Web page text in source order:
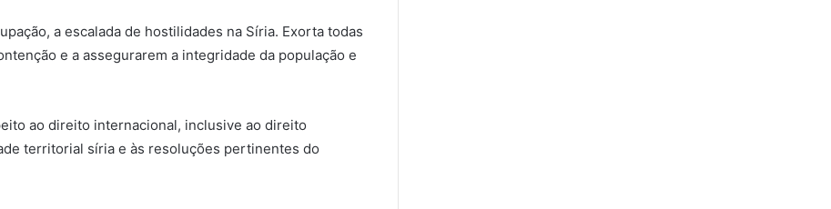
a escalada de hostilidades na Síria. Exorta todas
e a assegurarem a integridade da população e
ao direito internacional, inclusive ao direito
territorial síria e às resoluções pertinentes do